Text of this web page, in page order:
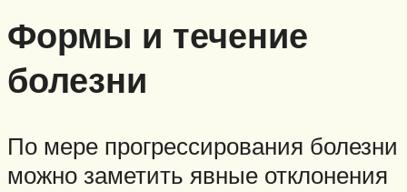
Формы и течение
болезни
По мере прогрессирования болезни
можно заметить явные отклонения